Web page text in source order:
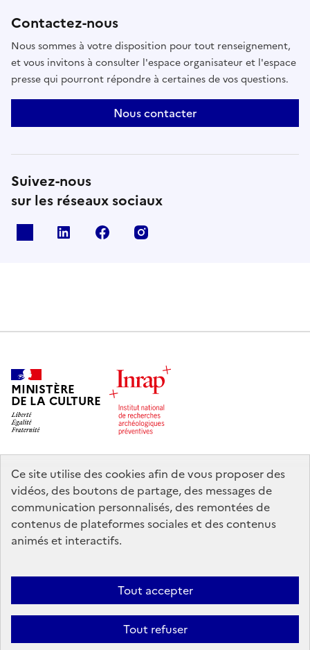
Ce site utilise des cookies afin de vous proposer des
vidéos, des boutons de partage, des messages de
communication personnalisés, des remontées de
contenus de plateformes sociales et des contenus
animés et interactifs.
Tout accepter
Tout refuser
Contactez-nous
Nous sommes à votre disposition pour tout renseignement,
et vous invitons à consulter l'espace organisateur et l'espace
presse qui pourront répondre à certaines de vos questions.
Nous contacter
Suivez-nous
sur les réseaux sociaux
Linkedin Facebook
MINISTÈRE
DE LA CULTURE
legifrance.gouv.fr
info.gouv.fr
service-public.gouv.fr
data.gouv.fr
Nous contacter Mentions légales
Accessibilité : partiellement
Politique d’utilisation des témoins de connexion (cookies)
Politique générale de protection des données